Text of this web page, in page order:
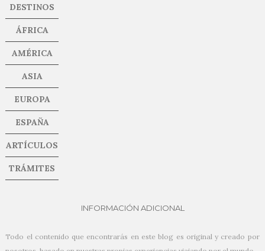
DESTINOS
ÁFRICA
AMÉRICA
ASIA
EUROPA
ESPAÑA
ARTÍCULOS
TRÁMITES
INFORMACIÓN ADICIONAL
Todo el contenido que encontrarás en este blog es original y creado por